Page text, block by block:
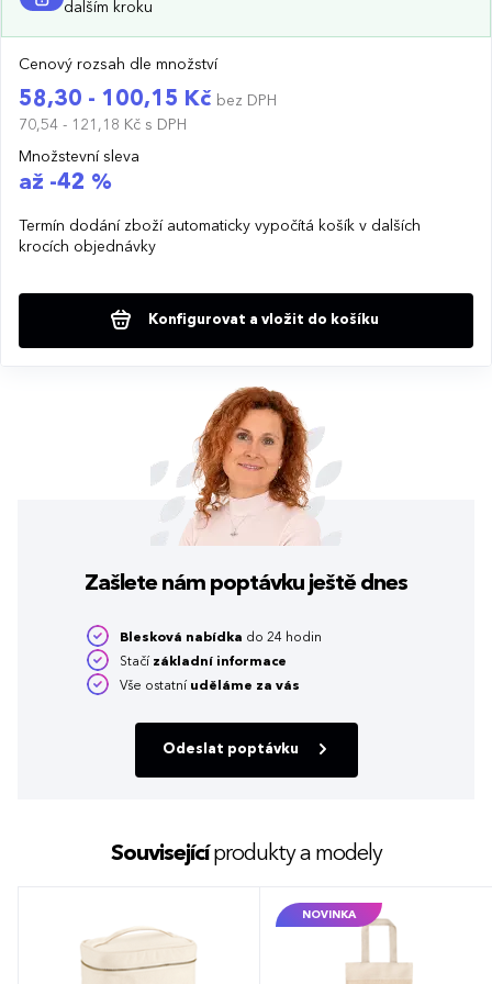
dalším kroku
Cenový rozsah dle množství
58,30 - 100,15 Kč bez DPH
70,54 - 121,18 Kč s DPH
Množstevní sleva
až -42 %
Termín dodání zboží automaticky vypočítá košík v dalších
krocích objednávky
Konfigurovat a vložit do košíku
Zašlete nám poptávku ještě dnes
Blesková nabídka do 24 hodin
Stačí základní informace
Vše ostatní uděláme za vás
Odeslat poptávku
Souvisejícíprodukty a modely
NOVINKA